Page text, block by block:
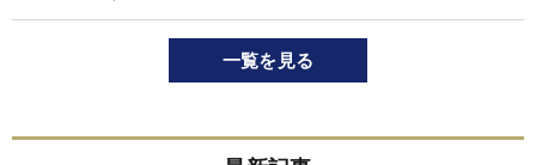
一覧を見る